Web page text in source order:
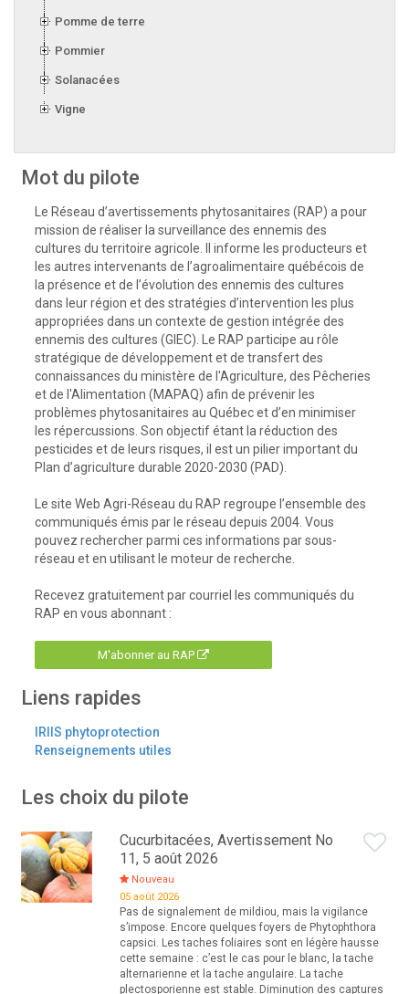
Pomme de terre
Pommier
Solanacées
Vigne
Mot du pilote
Le Réseau d’avertissements phytosanitaires (RAP) a pour
mission de réaliser la surveillance des ennemis des
cultures du territoire agricole. Il informe les producteurs et
les autres intervenants de l’agroalimentaire québécois de
la présence et de l’évolution des ennemis des cultures
dans leur région et des stratégies d’intervention les plus
appropriées dans un contexte de gestion intégrée des
ennemis des cultures (GIEC). Le RAP participe au rôle
stratégique de développement et de transfert des
connaissances du ministère de l'Agriculture, des Pêcheries
et de l'Alimentation (MAPAQ) afin de prévenir les
problèmes phytosanitaires au Québec et d’en minimiser
les répercussions. Son objectif étant la réduction des
pesticides et de leurs risques, il est un pilier important du
Plan d’agriculture durable 2020-2030 (PAD).
Le site Web Agri-Réseau du RAP regroupe l’ensemble des
communiqués émis par le réseau depuis 2004. Vous
pouvez rechercher parmi ces informations par sous-
réseau et en utilisant le moteur de recherche.
Recevez gratuitement par courriel les communiqués du
RAP en vous abonnant :
M'abonner au RAP
Liens rapides
IRIIS phytoprotection
Renseignements utiles
Les choix du pilote
Cucurbitacées, Avertissement No
11, 5 août 2026
Nouveau
05 août 2026
Pas de signalement de mildiou, mais la vigilance
s’impose. Encore quelques foyers de Phytophthora
capsici. Les taches foliaires sont en légère hausse
cette semaine : c’est le cas pour le blanc, la tache
alternarienne et la tache angulaire. La tache
plectosporienne est stable. Diminution des captures